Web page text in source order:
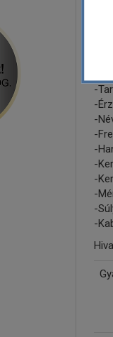
-
-
-
-
-
-
-
-
-
-
-
-